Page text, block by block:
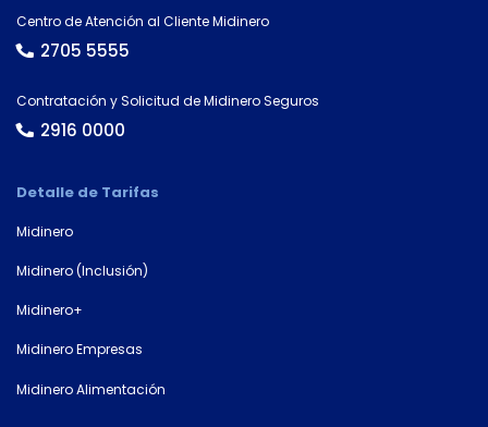
documento*
Centro de Atención al Cliente Midinero
2705 5555
Contratación y Solicitud de Midinero Seguros
2916 0000
Detalle de Tarifas
Midinero
Midinero (Inclusión)
Midinero+
Midinero Empresas
Midinero Alimentación